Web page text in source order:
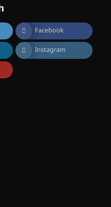
ആഗസ്റ്റ് 7
സ്‌ക്രീൻ
കോളജ്
Facebook
Instagram